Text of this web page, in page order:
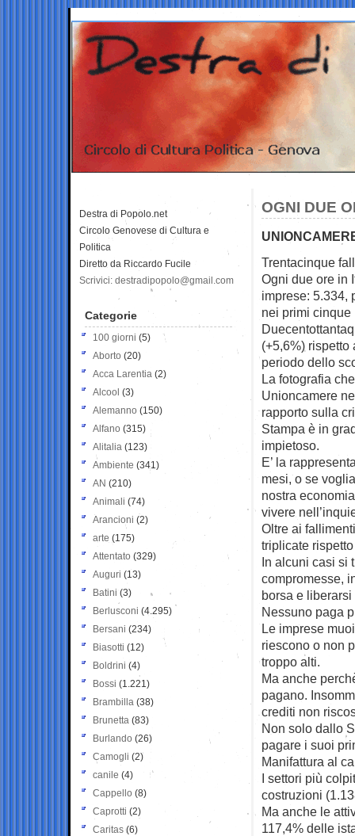
OGNI DUE
Trentacinque
Ogni due ore in
imprese: 5.334,
nei primi cinque
(+5,6%) rispetto
periodo dello
La fotografia
Unioncamere
rapporto sulla
Stampa è in
impietoso.
E’ la
mesi, o se
nostra
vivere
Oltre ai
triplicate
In alcuni casi si
compromesse,
borsa e liberarsi
Nessuno paga
Le imprese
riescono o non
troppo alti.
Ma anche
pagano.
crediti non
Non solo dallo
pagare i suoi
Manifattura al
I settori più
costruzioni
Ma anche le
117,4% delle
Destra di Popolo.net
Circolo Genovese di Cultura e
Politica
Diretto da Riccardo Fucile
Scrivici: destradipopolo@gmail.com
Categorie
100 giorni (5)
Aborto (20)
Acca Larentia (2)
Alcool (3)
Alemanno (150)
Alfano (315)
Alitalia (123)
Ambiente (341)
AN (210)
Animali (74)
Arancioni (2)
arte (175)
Attentato (329)
Auguri (13)
Batini (3)
Berlusconi (4.295)
Bersani (234)
Biasotti (12)
Boldrini (4)
Bossi (1.221)
Brambilla (38)
Brunetta (83)
Burlando (26)
Camogli (2)
canile (4)
Cappello (8)
Caprotti (2)
Caritas (6)